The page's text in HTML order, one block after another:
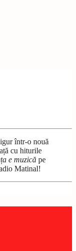
într-o nouă
cu hiturile
e muzică pe
Matinal!